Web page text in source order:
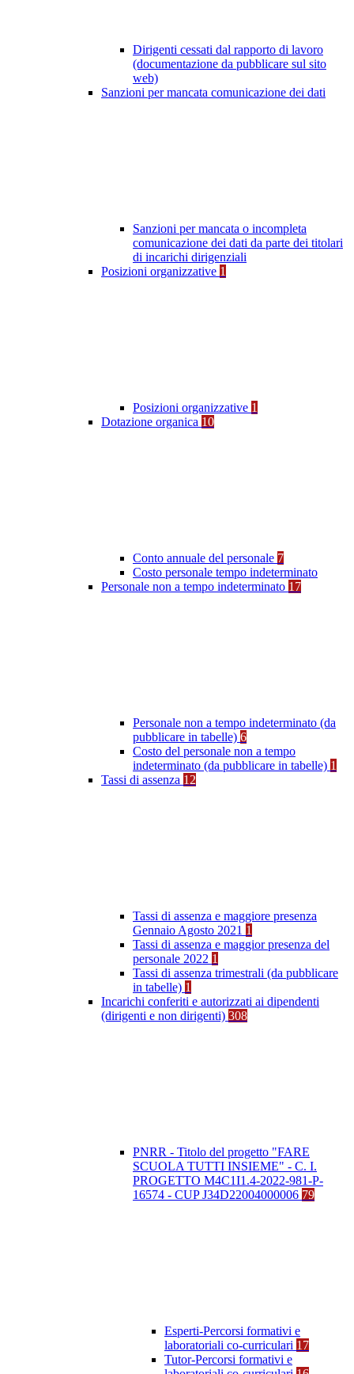
Dirigenti cessati dal rapporto di lavoro
(documentazione da pubblicare sul sito
web)
Sanzioni per mancata comunicazione dei dati
Sanzioni per mancata o incompleta
comunicazione dei dati da parte dei titolari
di incarichi dirigenziali
Posizioni organizzative 1
Posizioni organizzative 1
Dotazione organica 10
Conto annuale del personale 7
Costo personale tempo indeterminato
Personale non a tempo indeterminato 17
Personale non a tempo indeterminato (da
pubblicare in tabelle) 6
Costo del personale non a tempo
indeterminato (da pubblicare in tabelle) 1
Tassi di assenza 12
Tassi di assenza e maggiore presenza
Gennaio Agosto 2021 1
Tassi di assenza e maggior presenza del
personale 2022 1
Tassi di assenza trimestrali (da pubblicare
in tabelle) 1
Incarichi conferiti e autorizzati ai dipendenti
(dirigenti e non dirigenti) 308
PNRR - Titolo del progetto "FARE
SCUOLA TUTTI INSIEME" - C. I.
PROGETTO M4C1I1.4-2022-981-P-
16574 - CUP J34D22004000006 79
Esperti-Percorsi formativi e
laboratoriali co-curriculari 17
Tutor-Percorsi formativi e